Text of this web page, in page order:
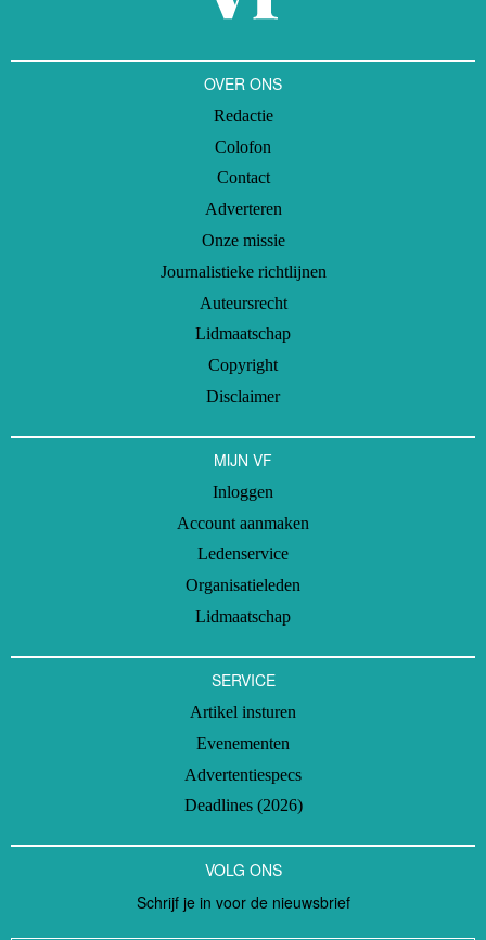
OVER ONS
Redactie
Colofon
Contact
Adverteren
Onze missie
Journalistieke richtlijnen
Auteursrecht
Lidmaatschap
Copyright
Disclaimer
MIJN VF
Inloggen
Account aanmaken
Ledenservice
Organisatieleden
Lidmaatschap
SERVICE
Artikel insturen
Evenementen
Advertentiespecs
Deadlines (2026)
VOLG ONS
Schrijf je in voor de nieuwsbrief